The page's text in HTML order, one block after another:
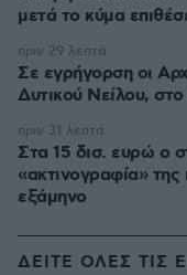
μετά το κύμα
Σε εγρήγορση οι
Δυτικού Νείλου, στο
πριν 29 λεπτά
Στα 15 δισ. ευρώ ο
«ακτινογραφία»
εξάμηνο
πριν 31 λεπτά
ΔΕΙΤΕ ΟΛΕΣ ΤΙΣ